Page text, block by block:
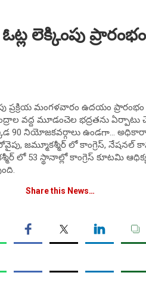
లెక్కింపు ప్రారంభం
ప్రక్రియ మంగళవారం ఉదయం
వద్ద మూడంచెల భద్రతను ఏర్పాటు
నియోజకవర్గాలు ఉండగా… అధికారానికి
జమ్మూకశ్మీర్ లో కాంగ్రెస్,
లో 53 స్థానాల్లో కాంగ్రెస్ కూటమి
Share this News…